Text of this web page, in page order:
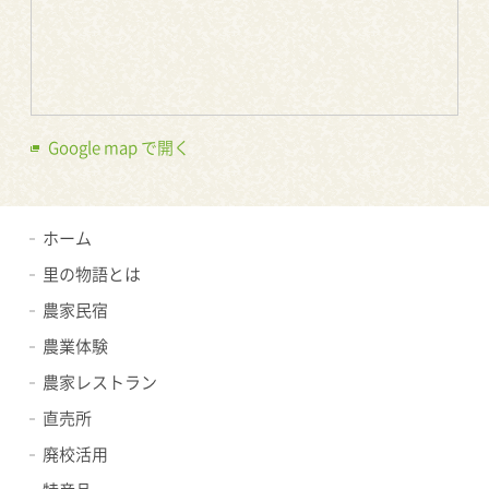
Google map で開く
ホーム
里の物語とは
農家民宿
農業体験
農家レストラン
直売所
廃校活用